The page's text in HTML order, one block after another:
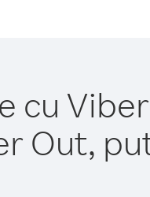
cu
Out,